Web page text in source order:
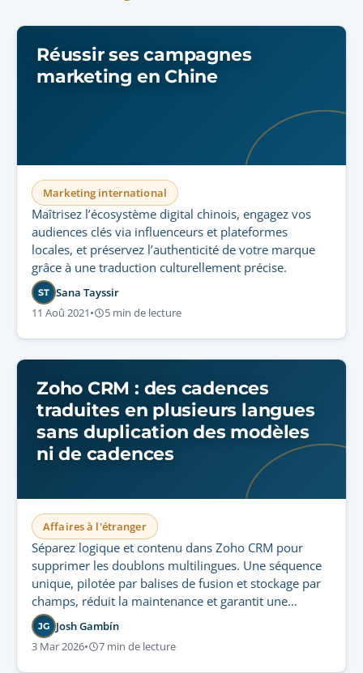
Réussir ses campagnes
marketing en Chine
Marketing international
Maîtrisez l’écosystème digital chinois, engagez vos
audiences clés via influenceurs et plateformes
locales, et préservez l’authenticité de votre marque
grâce à une traduction culturellement précise.
ST Sana Tayssir
11 Aoû 2021• 5 min de lecture
Zoho CRM : des cadences
traduites en plusieurs langues
sans duplication des modèles
ni de cadences
Affaires à l'étranger
Séparez logique et contenu dans Zoho CRM pour
supprimer les doublons multilingues. Une séquence
unique, pilotée par balises de fusion et stockage par
champs, réduit la maintenance et garantit une
cohérence globale.
JG Josh Gambín
3 Mar 2026• 7 min de lecture